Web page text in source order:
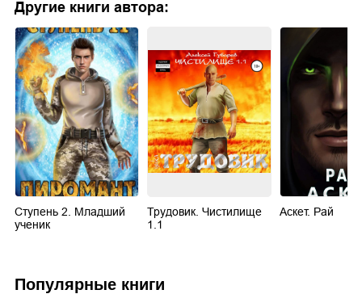
Другие книги автора:
Ступень 2. Младший
ученик
Трудовик. Чистилище
1.1
Аскет. Рай
Популярные книги